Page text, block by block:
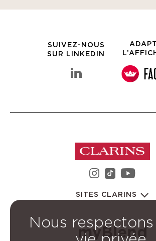
SUIVEZ-NOUS
SUR LINKEDIN
linkedin
instagram
SITES CLARINS
Nous